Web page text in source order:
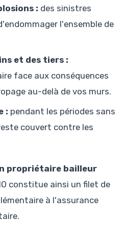
: des sinistres
l'ensemble de
et des tiers :
face aux conséquences
au-delà de vos murs.
: pendant les périodes sans
couvert contre les
propriétaire bailleur
constitue ainsi un filet de
à l'assurance